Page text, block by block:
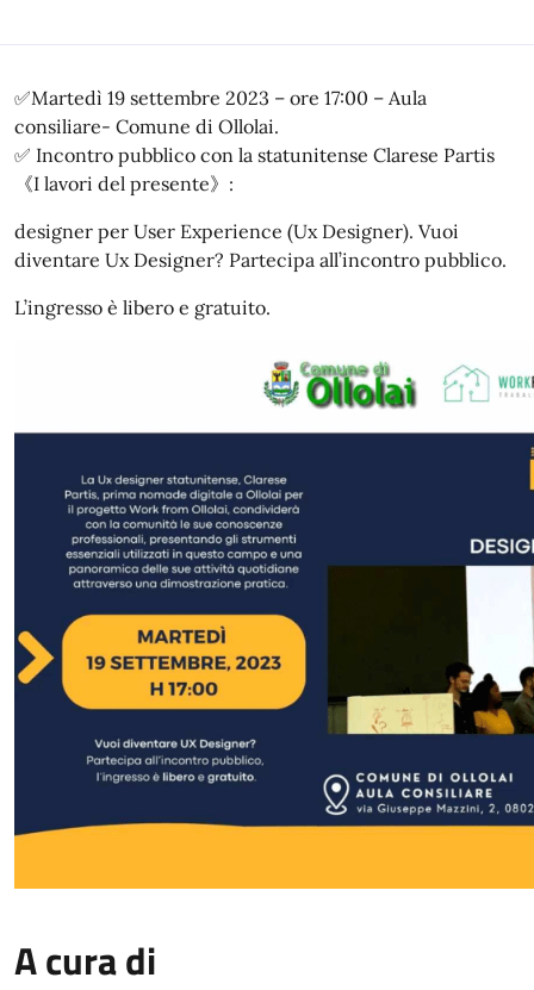
✅Martedì 19 settembre 2023 – ore 17:00 – Aula
consiliare- Comune di Ollolai.
✅ Incontro pubblico con la statunitense Clarese Partis
《I lavori del presente》:
designer per User Experience (Ux Designer). Vuoi
diventare Ux Designer? Partecipa all’incontro pubblico.
L’ingresso è libero e gratuito.
A cura di